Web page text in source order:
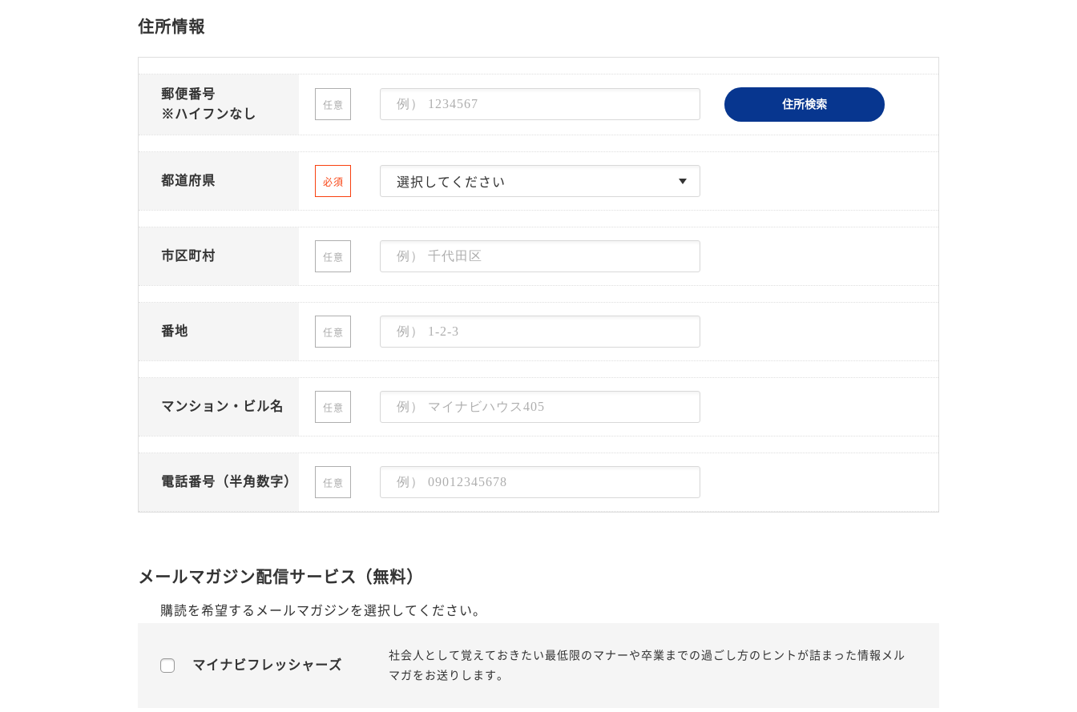
住所情報
郵便番号
※ハイフンなし
任意 住所検索
都道府県 必須
市区町村 任意
番地 任意
マンション・ビル名 任意
電話番号（半角数字） 任意
メールマガジン配信サービス（無料）
購読を希望するメールマガジンを選択してください。
マイナビフレッシャーズ
社会人として覚えておきたい最低限のマナーや卒業までの過ごし方のヒントが詰まった情報メル
マガをお送りします。